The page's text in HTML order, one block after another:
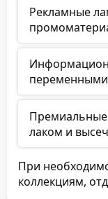
Рекламные
лаком и
При
коллекциям,